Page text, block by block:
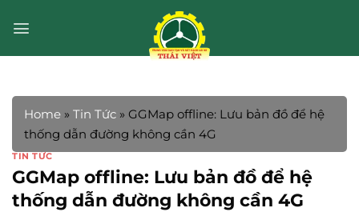
qua
Home » Tin Tức » GGMap offline: Lưu bản đồ để hệ
thống dẫn đường không cần 4G
TIN TỨC
GGMap offline: Lưu bản đồ để hệ
thống dẫn đường không cần 4G